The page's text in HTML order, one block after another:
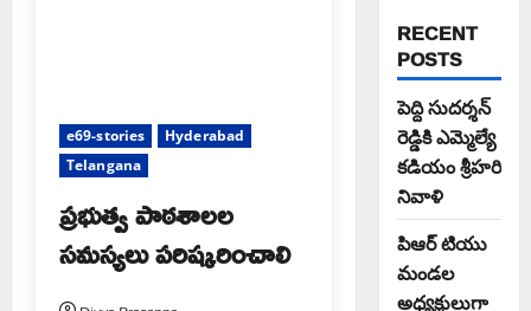
e69-stories
Hyderabad
Telangana
ప్రభుత్వ పాఠశాలల
సమస్యలు పరిష్కరించాలి
RECENT
POSTS
పెద్ది సుదర్శన్
రెడ్డికి ఎమ్మెల్యే
కడియం శ్రీహరి
నివాళి
పిఆర్ టియు
మండల
అధ్యక్షులుగా